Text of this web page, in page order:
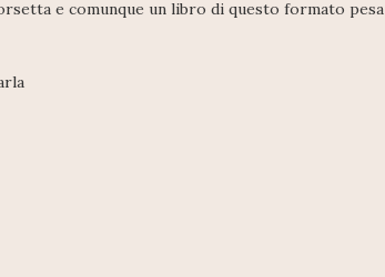
e comunque un libro di questo formato pesa